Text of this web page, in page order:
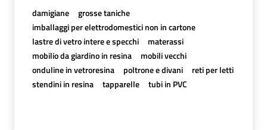
damigiane
grosse taniche
imballaggi per elettrodomestici non in cartone
lastre di vetro intere e specchi
materassi
mobilio da giardino in resina
mobili vecchi
onduline in vetroresina
poltrone e divani
reti per letti
stendini in resina
tapparelle tubi in PVC